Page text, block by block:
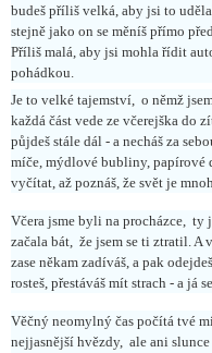
budeš příliš velká, aby jsi to
stejně jako on se měníš přímo
Příliš malá, aby jsi mohla řídit
pohádkou.
Je to velké tajemství, o němž
každá část vede ze včerejška do
půjdeš stále dál - a necháš za
míče, mýdlové bubliny, papírové
vyčítat, až poznáš, že svět je
Včera jsme byli na procházce, ty
začala bát, že jsem se ti ztratil. A
zase někam zadíváš, a pak
rosteš, přestáváš mít strach - a já
Věčný neomylný čas počítá tvé
nejjasnější hvězdy, ale ani